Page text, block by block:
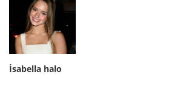
İsabella halo